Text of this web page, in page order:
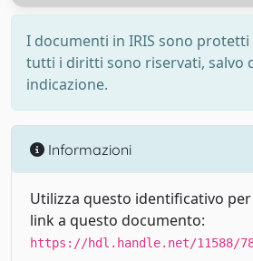
I documenti in IRIS sono
tutti i diritti sono riservati, salvo
indicazione.
Informazioni
Utilizza questo identificativo
link a questo documento:
https://hdl.handle.net/11588/